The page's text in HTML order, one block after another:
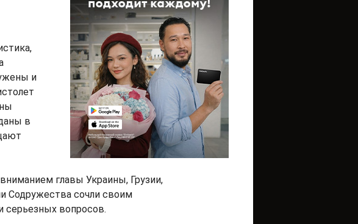
и
в
главы Украины, Грузии,
Содружества сочли своим
серьезных вопросов.